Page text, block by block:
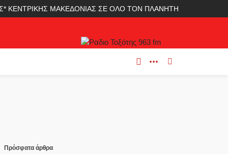
ΚΕΝΤΡΙΚΗΣ ΜΑΚΕΔΟΝΙΑΣ ΣΕ ΟΛΟ ΤΟΝ ΠΛΑΝΗΤΗ
Πρόσφατα άρθρα